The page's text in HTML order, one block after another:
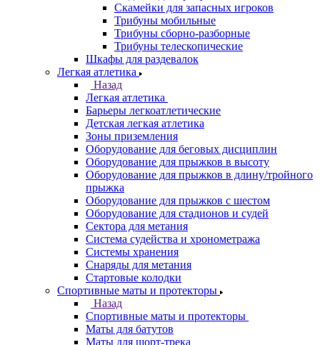
Скамейки для запасных игроков
Трибуны мобильные
Трибуны сборно-разборные
Трибуны телескопические
Шкафы для раздевалок
Легкая атлетика
Назад
Легкая атлетика
Барьеры легкоатлетические
Детская легкая атлетика
Зоны приземления
Оборудование для беговых дисциплин
Оборудование для прыжков в высоту
Оборудование для прыжков в длину/тройного
прыжка
Оборудование для прыжков с шестом
Оборудование для стадионов и судей
Сектора для метания
Система судейства и хронометража
Системы хранения
Снаряды для метания
Стартовые колодки
Спортивные маты и протекторы
Назад
Спортивные маты и протекторы
Маты для батутов
Маты для шорт-трека